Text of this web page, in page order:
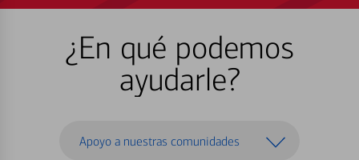
¿En qué podemos
ayudarle?
Apoyo a nuestras comunidades